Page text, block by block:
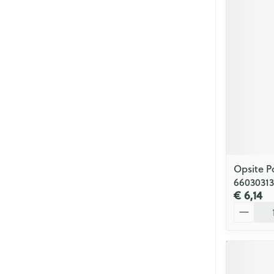
Opsite
66030313
€ 6,14